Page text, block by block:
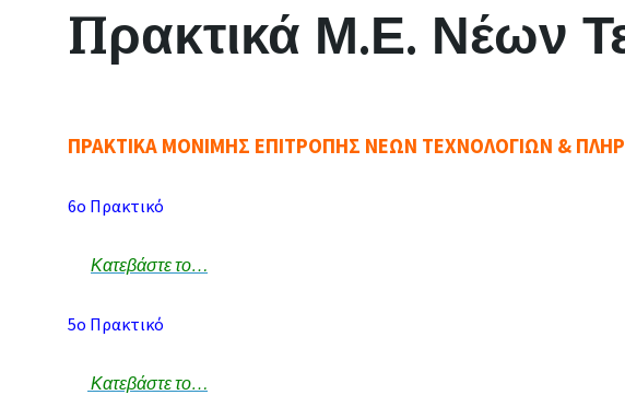
Πρακτικά Μ.Ε. Νέων
ΠΡΑΚΤΙΚΑ ΜΟΝΙΜΗΣ ΕΠΙΤΡΟΠΗΣ ΝΕΩΝ ΤΕΧΝΟΛΟΓΙΩΝ &
6ο Πρακτικό
Κατεβάστε το…
5ο Πρακτικό
Κατεβάστε το…